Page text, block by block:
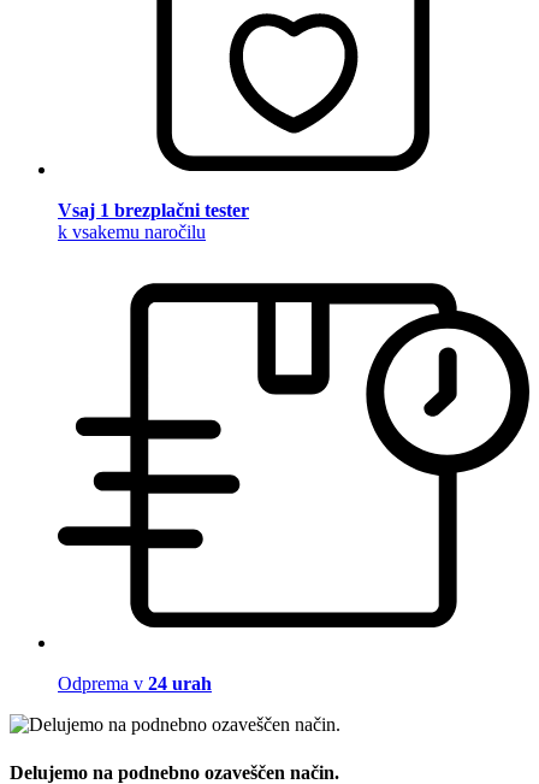
Vsaj 1 brezplačni tester
k vsakemu naročilu
Odprema v 24 urah
Delujemo na podnebno ozaveščen način.